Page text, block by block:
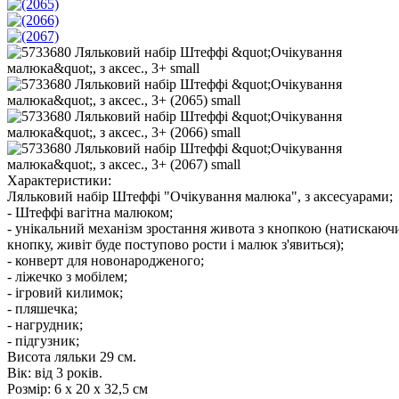
Характеристики:
Ляльковий набір Штеффі "Очікування малюка", з аксесуарами;
- Штеффі вагітна малюком;
- унікальний механізм зростання живота з кнопкою
кнопку, живіт буде поступово рости і малюк з'явиться);
- конверт для новонародженого;
- ліжечко з мобілем;
- ігровий килимок;
- пляшечка;
- нагрудник;
- підгузник;
Висота ляльки 29 см.
Вік: від 3 років.
Розмір: 6 х 20 х 32,5 см